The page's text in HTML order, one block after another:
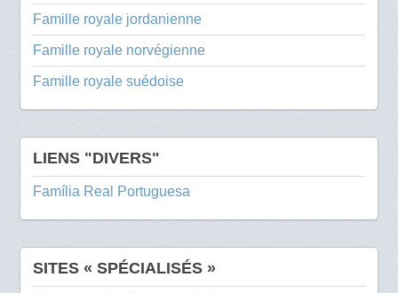
Famille royale jordanienne
Famille royale norvégienne
Famille royale suédoise
LIENS "DIVERS"
Família Real Portuguesa
SITES « SPÉCIALISÉS »